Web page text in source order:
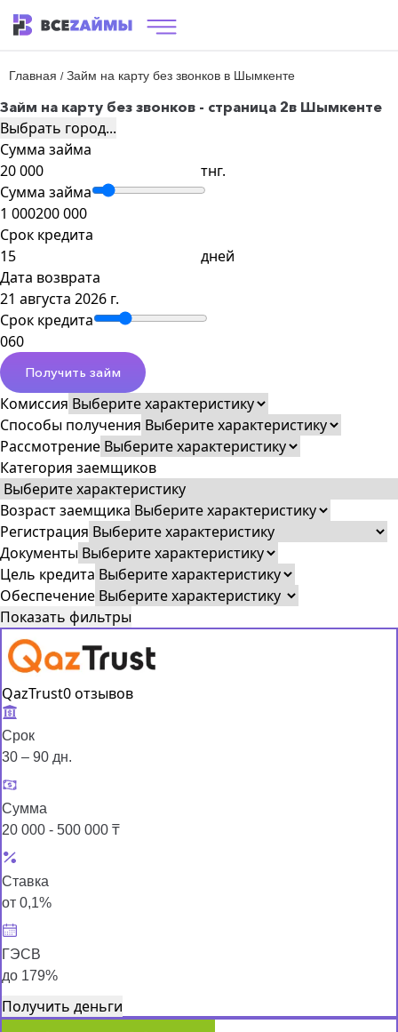
Главная / Займ на карту без звонков в Шымкенте
Займ на карту без звонков - страница 2в Шымкенте
Выбрать город...
Сумма займа
тнг.
Сумма займа
1 000200 000
Срок кредита
дней
Дата возврата
21 августа 2026 г.
Срок кредита
060
Получить займ
Комиссия
Способы получения
Рассмотрение
Категория заемщиков
Возраст заемщика
Регистрация
Документы
Цель кредита
Обеспечение
Показать фильтры
QazTrust0 отзывов
Срок
30 – 90 дн.
Сумма
20 000 - 500 000 ₸
Ставка
от 0,1%
ГЭСВ
до 179%
Получить деньги